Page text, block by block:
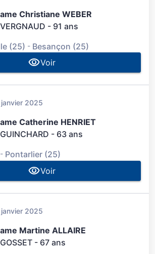
Christiane WEBER
- 91 ans
(25) - Besançon (25)
Voir
2025
Catherine HENRIET
- 63 ans
- Pontarlier (25)
Voir
2025
Martine ALLAIRE
- 67 ans